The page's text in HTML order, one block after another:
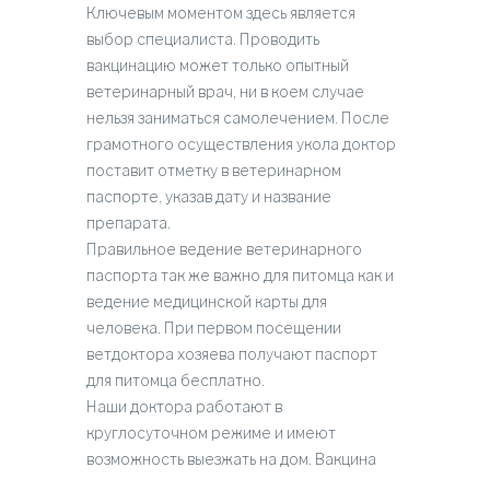
Ключевым моментом здесь является
выбор специалиста. Проводить
вакцинацию может только опытный
ветеринарный врач, ни в коем случае
нельзя заниматься самолечением. После
грамотного осуществления укола доктор
поставит отметку в ветеринарном
паспорте, указав дату и название
препарата.
Правильное ведение ветеринарного
паспорта так же важно для питомца как и
ведение медицинской карты для
человека. При первом посещении
ветдоктора хозяева получают паспорт
для питомца бесплатно.
Наши доктора работают в
круглосуточном режиме и имеют
возможность выезжать на дом. Вакцина